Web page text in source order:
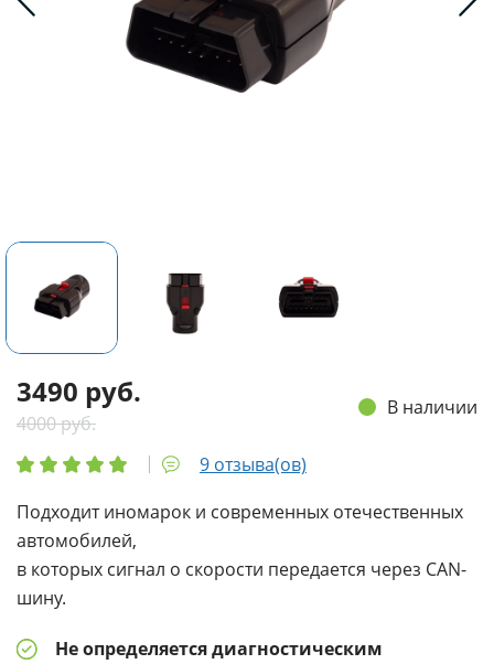
3490 руб.
4000 руб.
В наличии
9 отзыва(ов)
Подходит иномарок и современных отечественных
автомобилей,
в которых сигнал о скорости передается через CAN-
шину.
Не определяется диагностическим